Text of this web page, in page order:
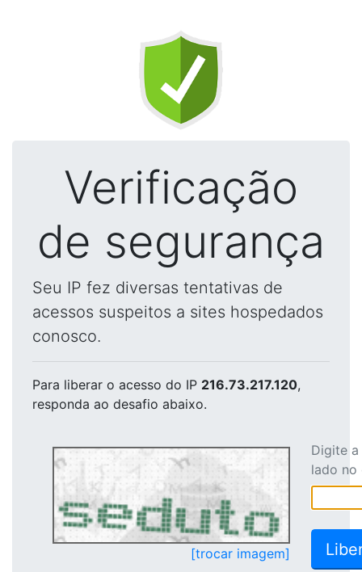
Verificação
de segurança
Seu IP fez diversas tentativas de
acessos suspeitos a sites hospedados
conosco.
Para liberar o acesso do IP 216.73.217.120,
responda ao desafio abaixo.
[trocar imagem]
Digite
lado no